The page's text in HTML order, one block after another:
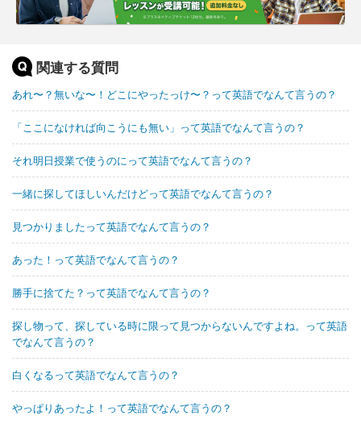
関連する質問
あれ〜？無いな〜！どこにやったっけ〜？って英語でなんて言うの？
「ここになければ向こうにも無い」って英語でなんて言うの？
それ明日授業で使うのにって英語でなんて言うの？
一緒に探してほしいんだけどって英語でなんて言うの？
見つかりましたって英語でなんて言うの？
あった！って英語でなんて言うの？
勝手に捨てた？って英語でなんて言うの？
探し物って、探している時に限って見つからないんですよね。って英語
でなんて言うの？
白くなるって英語でなんて言うの？
やっぱりあったよ！って英語でなんて言うの？